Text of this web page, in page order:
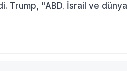
Trump, "ABD, İsrail ve dünya